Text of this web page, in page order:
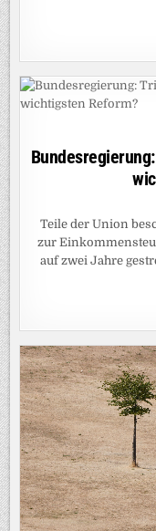
Teile der Union
zur
auf zwei Jahre